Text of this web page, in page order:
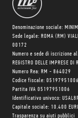
Denominazione sociale:
Sede legale: ROMA (RM)
00172
Numero e sede di iscrizione
REGISTRO DELLE IMPRESE DI
Numero Rea: RM - 864029
Codice fiscale: 05197951006
Partita IVA 05197951006
Identificativo univoco:
Capitale sociale: 10.400
Trasparenza su aiuti pubblici